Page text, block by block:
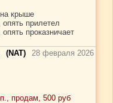
крыше
прилетел
проказничает
(NAT) 28 февраля 2026
продам, 500 руб